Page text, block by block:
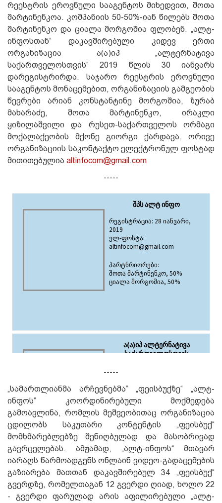
რეესტრის ეროვნული სააგენტოს მიხედვით, შოთა
მარტინენკოა. კომპანიის 50-50%-იან წილებს შოთა
მარტინენკო და ციალა მორგოშია ფლობენ. „ალტ-
ინფოსთან“ დაკავშირებული კიდევ ერთი
ორგანიზაცია ა(ა)იპ „ალტერნატივა
საქართველოსთვის“ 2019 წლის 30 იანვარს
დარეგისტრირდა. საჯარო რეესტრის ეროვნული
სააგენტოს მონაცემებით, ორგანიზაციის გამგეობის
წევრები არიან კონსტანტინე მორგოშია, ზურაბ
მახარაძე, შოთა მარტინენკო, ირაკლი
ყიზილაშვილი და რუსეთ-საქართველოს ორმაგი
მოქალაქეობის მქონე გიორგი ქარდავა. ორივე
ორგანიზაციის საკონტაქტო ელექტრონულ ფოსტად
მითითებულია altinfocom@gmail.com
-----
-----
„სამართლიანმა არჩევნებმა“ „ფეისბუქზე“ „ალტ-
ინფოს“ კოორდინირებული მოქმედება
გამოავლინა, რომლის მეშვეობითაც ორგანიზაცია
ცდილობს საკუთარი კონტენტის „ფეისბუქ“
მომხმარებლებზე შენიღბულად და მასობრივად
გავრცელებას. ამჟამად, „ალტ-ინფოს“ მთავარ
იარაღს წარმოადგენს ონლაინ ვიდეო-გადაცემების
გაზიარება მათთან დაკავშირებულ 34 „ფეისბუქ“
გვერდზე, რომელთაგან 12 გვერდი ღიად, ხოლო 22
- გვერდი ფარულად არის აფილირებული „ალტ-